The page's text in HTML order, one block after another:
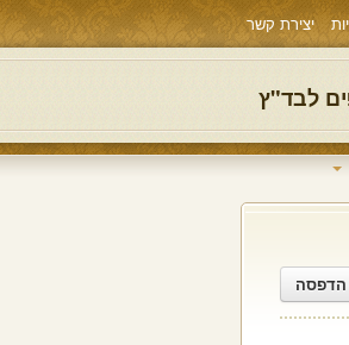
יצירת קשר
לבד"ץ
הדפסה